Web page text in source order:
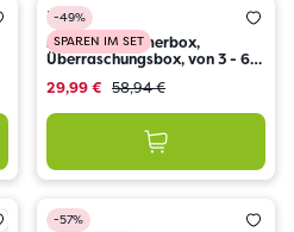
-49%
SPAREN IM SET
HABA
Mystery-Sommerbox,
Überraschungsbox, von 3 - 6
29,99 € 58,94 €
-57%